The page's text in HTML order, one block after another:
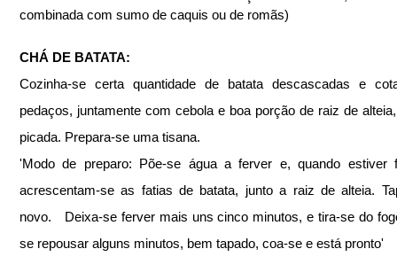
combinada com sumo de caquis ou de romãs)
CHÁ DE BATATA:
Cozinha-se certa quantidade de batata descascadas e
pedaços, juntamente com cebola e boa porção de raiz de
picada. Prepara-se uma tisana.
'Modo de preparo: Põe-se água a ferver e, quando estiver
acrescentam-se as fatias de batata, junto a raiz de alteia.
novo.   Deixa-se ferver mais uns cinco minutos, e tira-se do
se repousar alguns minutos, bem tapado, coa-se e está pronto'